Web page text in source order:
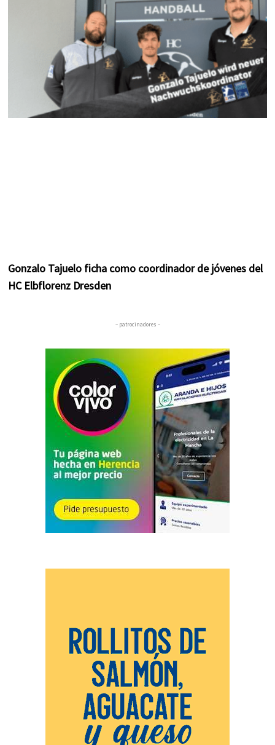
a
m
s
t
Gonzalo Tajuelo ficha como coordinador de jóvenes del
HC Elbflorenz Dresden
– patrocinadores –